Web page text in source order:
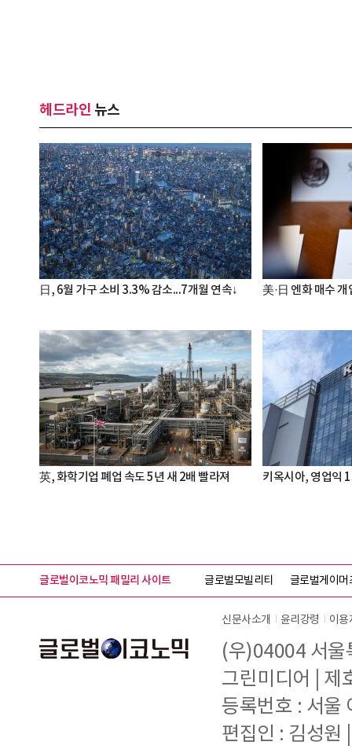
헤드라인 뉴스
日, 6월 가구 소비 3.3% 감소...7개월 연속↓ 美·日 엔화 매수
英, 화학기업 폐업 속도 5년 새 2배 빨라져 키옥시아, 영업익
글로벌이코노믹 패밀리 사이트 글로벌모빌리티 글로벌게이머
신문사소개 윤리강령 이용
(우)04004 서울
그린미디어 | 제
등록번호 : 서울
편집인 : 김성원